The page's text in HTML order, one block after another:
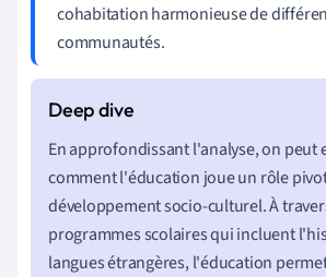
cohabitation harmonieuse de
communautés.
En approfondissant l'analyse, on peut
comment l'éducation joue un rôle
développement socio-culturel. À
programmes scolaires qui incluent
langues étrangères, l'éducation